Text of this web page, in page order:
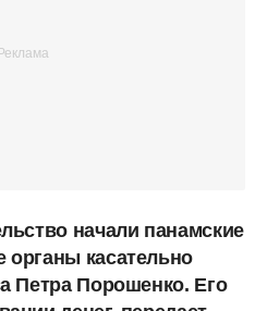
начали панамские
органы касательно
Петра Порошенко. Его